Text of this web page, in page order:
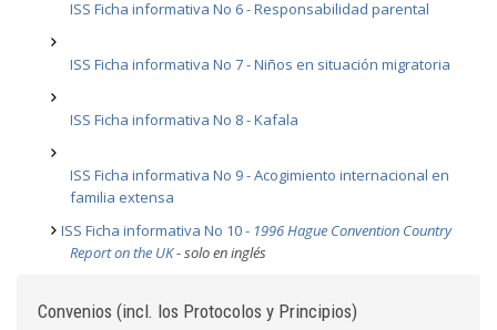
ISS Ficha informativa No 6 - Responsabilidad parental
ISS Ficha informativa No 7 - Niños en situación migratoria
ISS Ficha informativa No 8 - Kafala
ISS Ficha informativa No 9 - Acogimiento internacional en
familia extensa
ISS Ficha informativa No 10 - 1996 Hague Convention Country
Report on the UK- solo en inglés
Convenios (incl. los Protocolos y Principios)